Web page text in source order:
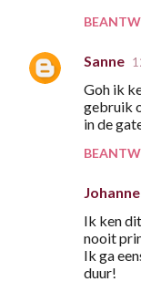
Sanne
Goh ik
gebruik
in de
Johanne
Ik ken
nooit
Ik ga
duur!